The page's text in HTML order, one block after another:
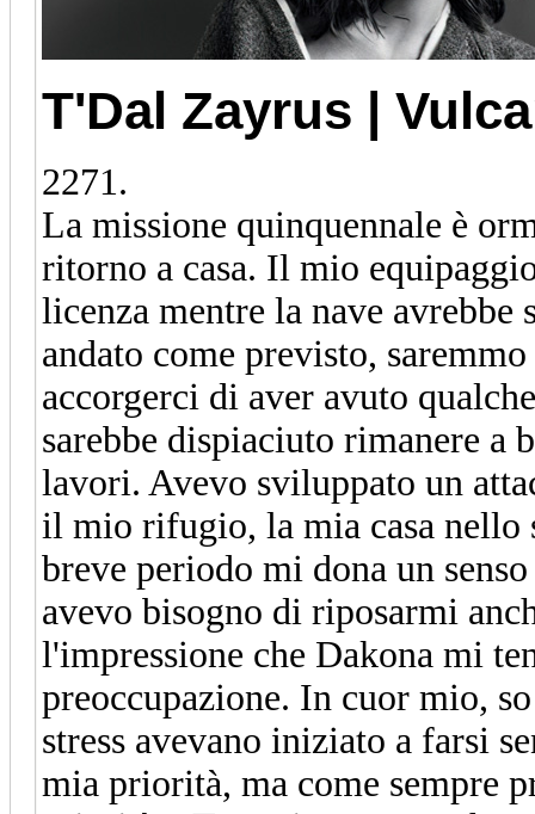
T'Dal Zayrus |
2271.
La missione quinquennale è
ritorno a casa. Il mio
licenza mentre la nave
andato come previsto,
accorgerci di aver avuto
sarebbe dispiaciuto rimanere a
lavori. Avevo sviluppato un
il mio rifugio, la mia casa nello
breve periodo mi dona un
avevo bisogno di riposarmi
l'impressione che Dakona mi
preoccupazione. In cuor mio,
stress avevano iniziato a farsi
mia priorità, ma come sempre